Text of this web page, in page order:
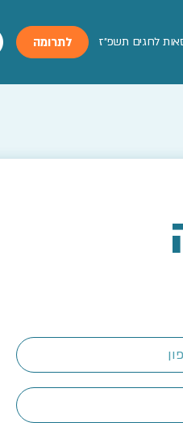
לחגים תשפ״ז לתרומה